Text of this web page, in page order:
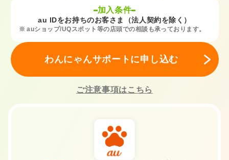
加入条件
au IDをお持ちのお客さま（法人契約を除く）
※ auショップ/UQスポット等の店頭での相談も承っております。
わんにゃんサポートに申し込む
ご注意事項はこちら